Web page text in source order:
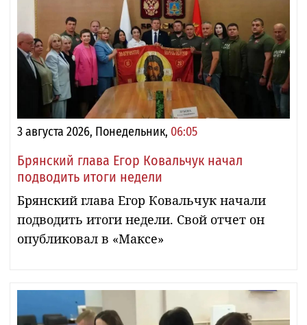
3 августа 2026, Понедельник, 06:05
Брянский глава Егор Ковальчук начал
подводить итоги недели
Брянский глава Егор Ковальчук начали
подводить итоги недели. Свой отчет он
опубликовал в «Максе»